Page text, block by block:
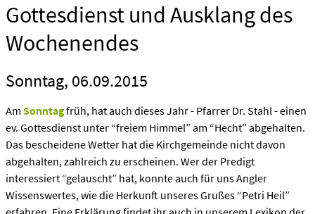
Gottesdienst und Ausklang des
Wochenendes
Sonntag, 06.09.2015
Am Sonntagfrüh, hat auch dieses Jahr - Pfarrer Dr. Stahl - einen
ev. Gottesdienst unter “freiem Himmel” am “Hecht” abgehalten.
Das bescheidene Wetter hat die Kirchgemeinde nicht davon
abgehalten, zahlreich zu erscheinen. Wer der Predigt
interessiert “gelauscht” hat, konnte auch für uns Angler
Wissenswertes, wie die Herkunft unseres Grußes “Petri Heil”